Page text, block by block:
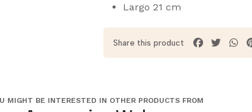
Largo 21 cm
Share this product
MIGHT BE INTERESTED IN OTHER PRODUCTS FROM